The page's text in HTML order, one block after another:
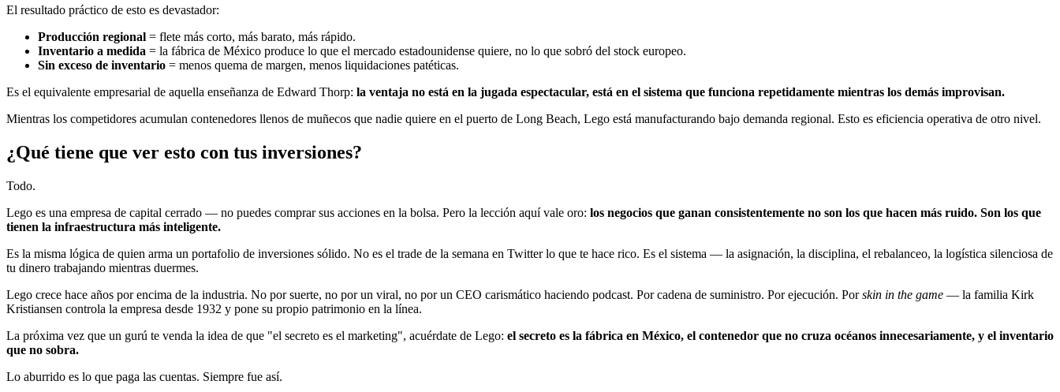
El resultado práctico de esto es devastador:
Producción regional = flete más corto, más barato, más rápido.
Inventario a medida = la fábrica de México produce lo que el mercado estadounidense quiere, no lo que sobró del stock europeo.
Sin exceso de inventario = menos quema de margen, menos liquidaciones patéticas.
Es el equivalente empresarial de aquella enseñanza de Edward Thorp: la ventaja no está en la jugada espectacular, está en el sistema que funciona repetidamente mientras los demás improvisan.
Mientras los competidores acumulan contenedores llenos de muñecos que nadie quiere en el puerto de Long Beach, Lego está manufacturando bajo demanda regional. Esto es eficiencia operativa de otro nivel.
¿Qué tiene que ver esto con tus inversiones?
Todo.
Lego es una empresa de capital cerrado — no puedes comprar sus acciones en la bolsa. Pero la lección aquí vale oro: los negocios que ganan consistentemente no son los que hacen más ruido. Son los que
tienen la infraestructura más inteligente.
Es la misma lógica de quien arma un portafolio de inversiones sólido. No es el trade de la semana en Twitter lo que te hace rico. Es el sistema — la asignación, la disciplina, el rebalanceo, la logística silenciosa de
tu dinero trabajando mientras duermes.
Lego crece hace años por encima de la industria. No por suerte, no por un viral, no por un CEO carismático haciendo podcast. Por cadena de suministro. Por ejecución. Porskin in the game — la familia Kirk
Kristiansen controla la empresa desde 1932 y pone su propio patrimonio en la línea.
La próxima vez que un gurú te venda la idea de que "el secreto es el marketing", acuérdate de Lego: el secreto es la fábrica en México, el contenedor que no cruza océanos innecesariamente, y el inventario
que no sobra.
Lo aburrido es lo que paga las cuentas. Siempre fue así.